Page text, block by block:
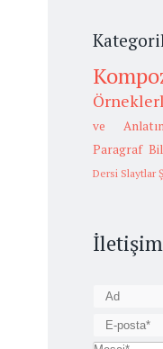
ve
Paragraf
Dersi Slaytlar